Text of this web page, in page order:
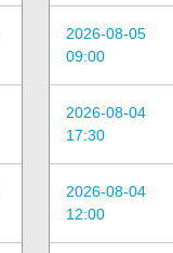
2026-08-05
09:00
2026-08-04
17:30
2026-08-04
12:00